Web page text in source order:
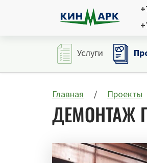
Услуги
Главная Проекты
ДЕМОНТАЖ